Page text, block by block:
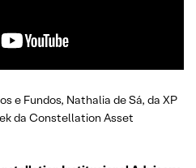
e Fundos, Nathalia de Sá, da XP
da Constellation Asset